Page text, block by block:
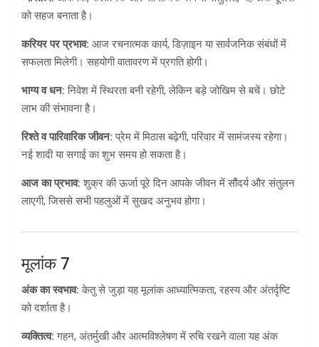
को सहज बनाता है।
करियर पर प्रभाव: आज रचनात्मक कार्य, डिज़ाइन या सार्वजनिक संबंधों में
सफलता मिलेगी। सहयोगी वातावरण में प्रगति होगी।
भाग्य व धन: निवेश में स्थिरता बनी रहेगी, लेकिन बड़े जोखिम से बचें। छोटे
लाभ की संभावना है।
रिश्ते व पारिवारिक जीवन: प्रेम में मिठास बढ़ेगी, परिवार में सामंजस्य रहेगा।
नई शादी या सगाई का शुभ समय हो सकता है।
आज का प्रभाव: शुक्र की ऊर्जा पूरे दिन आपके जीवन में सौंदर्य और संतुलन
लाएगी, जिससे सभी पहलुओं में सुखद अनुभव होगा।
मूलांक 7
अंक का स्वभाव: केतु से जुड़ा यह मूलांक आध्यात्मिकता, रहस्य और अंतर्दृष्टि
को दर्शाता है।
व्यक्तित्व: गहन, अंतर्मुखी और आत्मविश्लेषण में रुचि रखने वाला यह अंक